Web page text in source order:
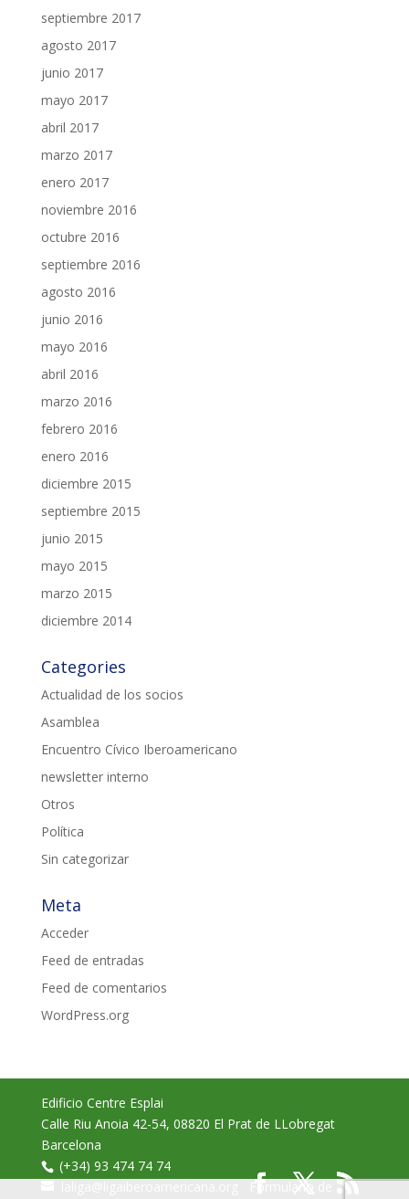
septiembre 2017
agosto 2017
junio 2017
mayo 2017
abril 2017
marzo 2017
enero 2017
noviembre 2016
octubre 2016
septiembre 2016
agosto 2016
junio 2016
mayo 2016
abril 2016
marzo 2016
febrero 2016
enero 2016
diciembre 2015
septiembre 2015
junio 2015
mayo 2015
marzo 2015
diciembre 2014
Categories
Actualidad de los socios
Asamblea
Encuentro Cívico Iberoamericano
newsletter interno
Otros
Política
Sin categorizar
Meta
Acceder
Feed de entradas
Feed de comentarios
WordPress.org
Edificio Centre Esplai
Calle Riu Anoia 42-54, 08820 El Prat de LLobregat
Barcelona
(+34) 93 474 74 74